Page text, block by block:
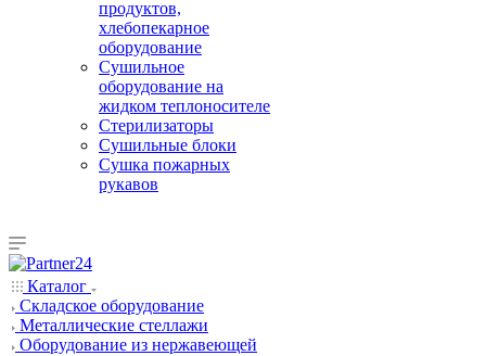
продуктов,
хлебопекарное
оборудование
Сушильное
оборудование на
жидком теплоносителе
Стерилизаторы
Сушильные блоки
Сушка пожарных
рукавов
Каталог
Складское оборудование
Металлические стеллажи
Оборудование из нержавеющей